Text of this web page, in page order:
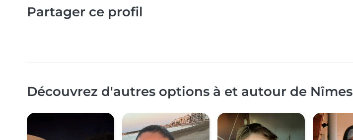
Partager ce profil
Découvrez d'autres options à et autour de Nîmes